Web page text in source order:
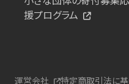
援プログラム
運営会社 特定商取引法に